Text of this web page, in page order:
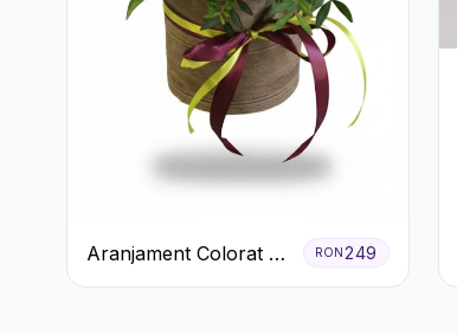
Aranjament Colorat cu
Crizanteme în Cutie
RON249